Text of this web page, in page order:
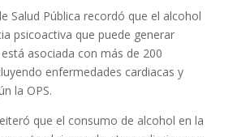
Salud Pública recordó que el alcohol
psicoactiva que puede generar
asociada con más de 200
enfermedades cardiacas y
la OPS.
que el consumo de alcohol en la